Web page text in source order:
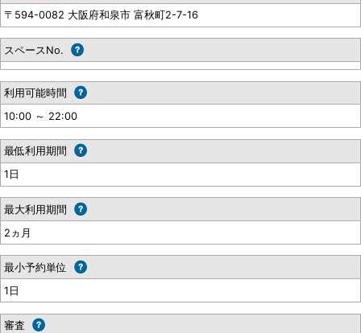
〒594-0082 大阪府和泉市 富秋町2-7-16
スペースNo.
利用可能時間
10:00 ～ 22:00
最低利用期間
1日
最大利用期間
2ヵ月
最小予約単位
1日
審査